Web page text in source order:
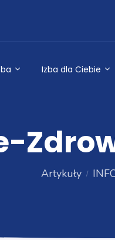
Izba dla Ciebie
Artykuły